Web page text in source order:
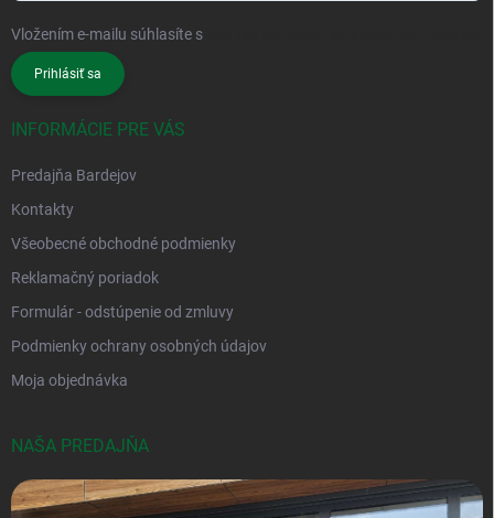
Vložením e-mailu súhlasíte s
Prihlásiť sa
INFORMÁCIE PRE VÁS
Predajňa Bardejov
Kontakty
Všeobecné obchodné podmienky
Reklamačný poriadok
Formulár - odstúpenie od zmluvy
Podmienky ochrany osobných údajov
Moja objednávka
NAŠA PREDAJŇA